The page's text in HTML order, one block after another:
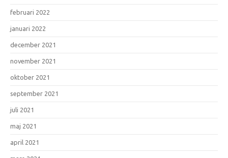
februari 2022
januari 2022
december 2021
november 2021
oktober 2021
september 2021
juli 2021
maj 2021
april 2021